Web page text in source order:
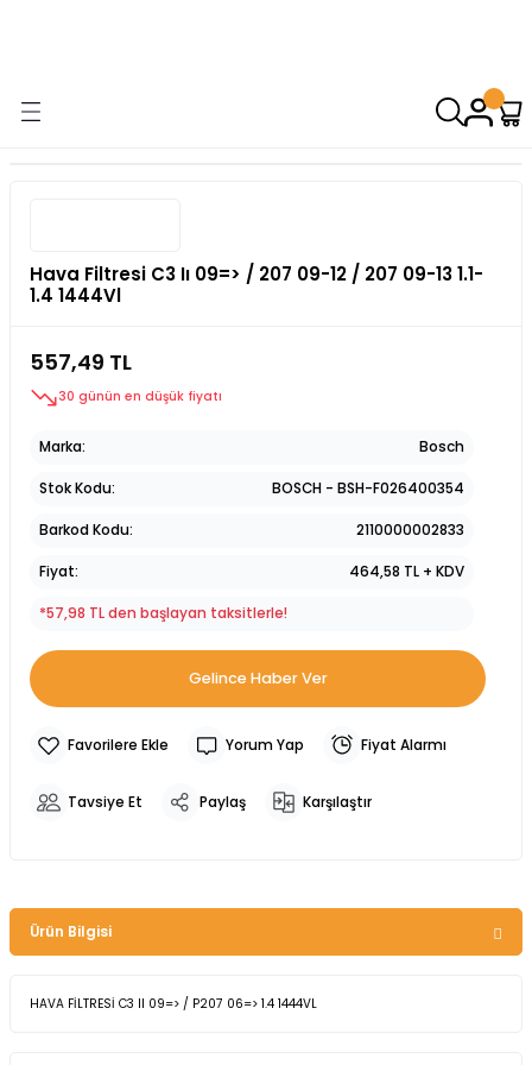
Hava Filtresi C3 Iı 09=> / 207 09-12 / 207 09-13 1.1-
1.4 1444Vl
557,49 TL
30 günün en düşük fiyatı
Marka Bosch
Stok Kodu BOSCH - BSH-F026400354
Barkod Kodu 2110000002833
Fiyat 464,58 TL + KDV
*57,98 TL den başlayan taksitlerle!
Gelince Haber Ver
Yorum Yap Fiyat Alarmı
Tavsiye Et Paylaş Karşılaştır
Ürün Bilgisi
HAVA FİLTRESİ C3 II 09=> / P207 06=> 1.4 1444VL